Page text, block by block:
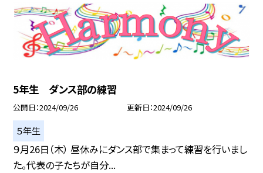
5年生 ダンス部の練習
公開日 2024/09/26 更新日 2024/09/26
５年生
９月26日（木） 昼休みにダンス部で集まって練習を行いまし
た。代表の子たちが自分...